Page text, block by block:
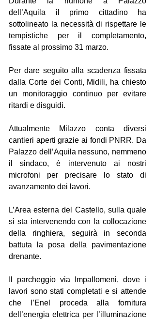
dell’Aquila il primo cittadino ha
sottolineato la necessità di rispettare le
tempistiche per il completamento,
fissate al prossimo 31 marzo.
Per dare seguito alla scadenza fissata
dalla Corte dei Conti, Midili, ha chiesto
un monitoraggio continuo per evitare
ritardi e disguidi.
Attualmente Milazzo conta diversi
cantieri aperti grazie ai fondi PNRR. Da
Palazzo dell’Aquila nessuno, nemmeno
il sindaco, è intervenuto ai nostri
microfoni per precisare lo stato di
avanzamento dei lavori.
L’Area esterna del Castello, sulla quale
si sta intervenendo con la collocazione
della ringhiera, seguirà in seconda
battuta la posa della pavimentazione
drenante.
Il parcheggio via Impallomeni, dove i
lavori sono stati completati e si attende
che l’Enel proceda alla fornitura
dell’energia elettrica per l’illuminazione